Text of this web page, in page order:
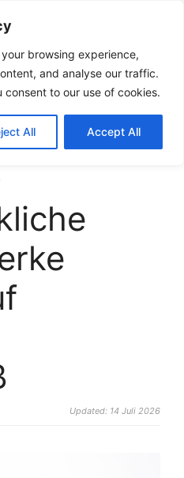
browsing experience,
and analyse our traffic.
to our use of cookies.
All Accept All
Updated: 14 Juli 2026